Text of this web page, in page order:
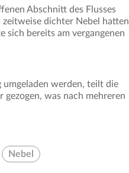
Abschnitt des Flusses
dichter Nebel hatten
sich bereits am vergangenen
umgeladen werden, teilt die
was nach mehreren
Nebel